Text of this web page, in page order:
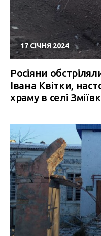
17 СІЧНЯ 2024
Росіяни
Івана Квітки,
храму в селі